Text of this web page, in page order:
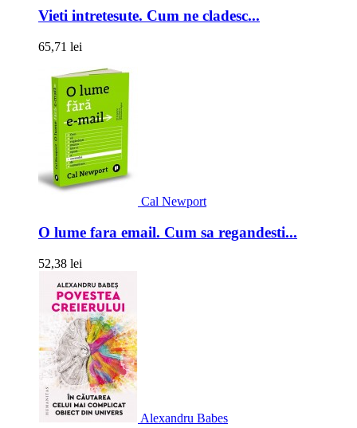
Vieti intretesute. Cum ne cladesc...
65,71 lei
Cal Newport
O lume fara email. Cum sa regandesti...
52,38 lei
Alexandru Babes